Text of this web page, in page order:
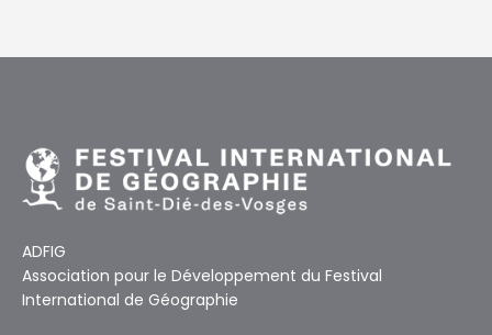
ADFIG
Association pour le Développement du Festival
International de Géographie